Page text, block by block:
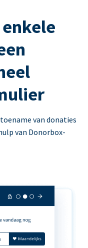
van donaties
van Donorbox-